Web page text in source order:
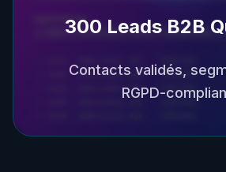
300 Leads B2B
Contacts validés,
RGPD-